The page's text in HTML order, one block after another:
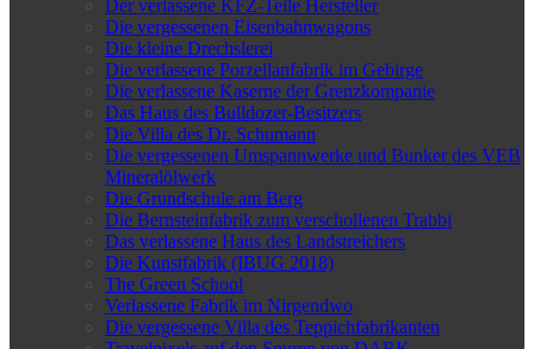
Der verlassene KFZ-Teile Hersteller
Die vergessenen Eisenbahnwagons
Die kleine Drechslerei
Die verlassene Porzellanfabrik im Gebirge
Die verlassene Kaserne der Grenzkompanie
Das Haus des Bulldozer-Besitzers
Die Villa des Dr. Schumann
Die vergessenen Umspannwerke und Bunker des VEB
Mineralölwerk
Die Grundschule am Berg
Die Bernsteinfabrik zum verschollenen Trabbi
Das verlassene Haus des Landstreichers
Die Kunstfabrik (IBUG 2018)
The Green School
Verlassene Fabrik im Nirgendwo
Die vergessene Villa des Teppichfabrikanten